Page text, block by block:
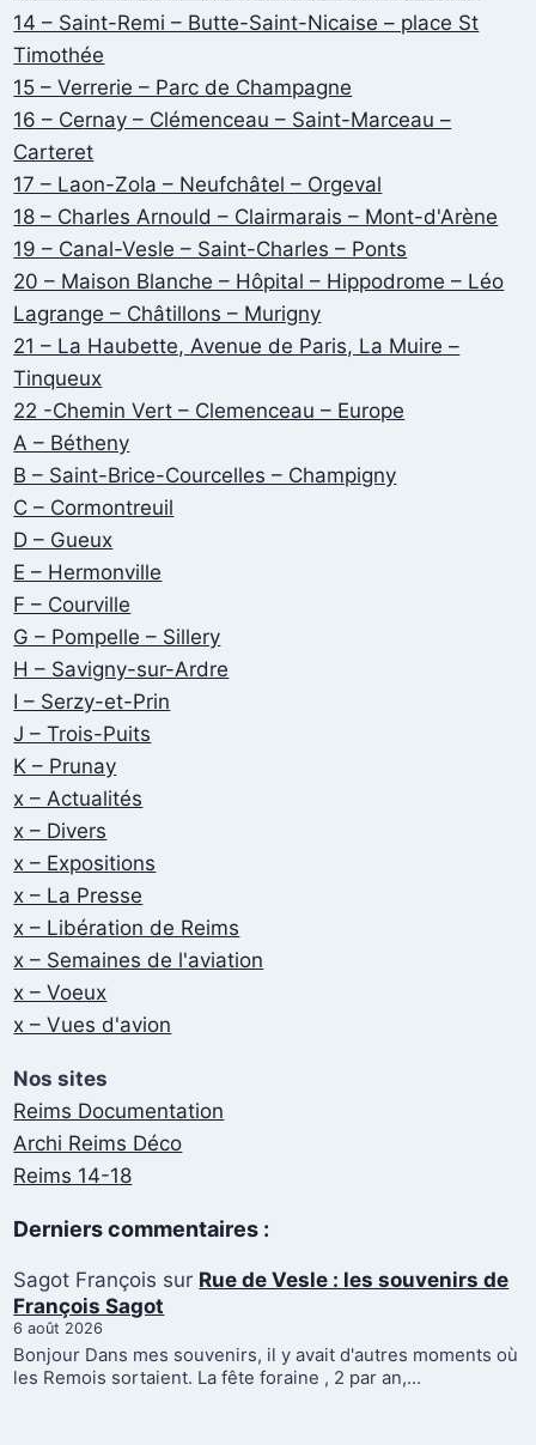
14 – Saint-Remi – Butte-Saint-Nicaise – place St
Timothée
15 – Verrerie – Parc de Champagne
16 – Cernay – Clémenceau – Saint-Marceau –
Carteret
17 – Laon-Zola – Neufchâtel – Orgeval
18 – Charles Arnould – Clairmarais – Mont-d'Arène
19 – Canal-Vesle – Saint-Charles – Ponts
20 – Maison Blanche – Hôpital – Hippodrome – Léo
Lagrange – Châtillons – Murigny
21 – La Haubette, Avenue de Paris, La Muire –
Tinqueux
22 -Chemin Vert – Clemenceau – Europe
A – Bétheny
B – Saint-Brice-Courcelles – Champigny
C – Cormontreuil
D – Gueux
E – Hermonville
F – Courville
G – Pompelle – Sillery
H – Savigny-sur-Ardre
I – Serzy-et-Prin
J – Trois-Puits
K – Prunay
x – Actualités
x – Divers
x – Expositions
x – La Presse
x – Libération de Reims
x – Semaines de l'aviation
x – Voeux
x – Vues d'avion
Nos sites
Reims Documentation
Archi Reims Déco
Reims 14-18
Derniers commentaires :
Sagot François sur Rue de Vesle : les souvenirs de
François Sagot
6 août 2026
Bonjour Dans mes souvenirs, il y avait d'autres moments où
les Remois sortaient. La fête foraine , 2 par an,…